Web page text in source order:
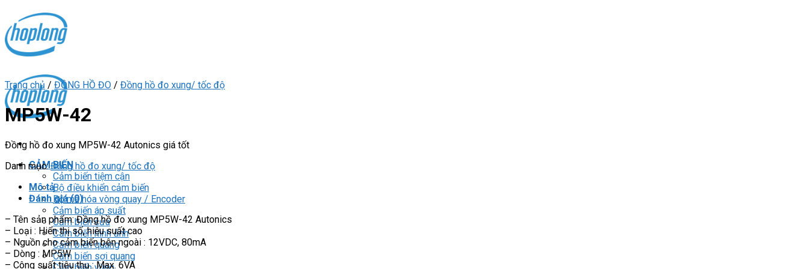
content
CẢM BIẾN
Cảm biến tiệm cận
Bộ điều khiển cảm biến
Bộ mã hóa vòng quay / Encoder
Cảm biến áp suất
Cảm biến cửa
Cảm biến hình ảnh
Cảm biến quang
Cảm biến sợi quang
Trang chủ / ĐỒNG HỒ ĐO / Đồng hồ đo xung/ tốc độ
MP5W-42
Đồng hồ đo xung MP5W-42 Autonics giá tốt
Danh mục:Đồng hồ đo xung/ tốc độ
Mô tả
Đánh giá (0)
– Tên sản phẩm: Đồng hồ đo xung MP5W-42 Autonics
– Loại : Hiển thị số, hiệu suất cao
– Nguồn cho cảm biến bên ngoài : 12VDC, 80mA
– Dòng : MP5W
– Công suất tiêu thụ : Max. 6VA